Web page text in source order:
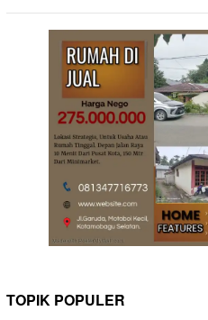
TOPIK POPULER